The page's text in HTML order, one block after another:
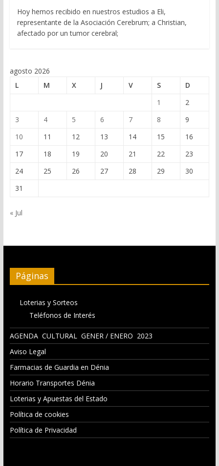
Hoy hemos recibido en nuestros estudios a Eli,
representante de la Asociación Cerebrum; a Christian,
afectado por un tumor cerebral;
agosto 2026
L
M X J V S
D
1
2
3
4 5 6 7 8
9
10
11 12 13 14 15
16
17
18 19 20 21 22
23
24
25 26 27 28 29
30
31
« Jul
Páginas
Loterias y Sorteos
Teléfonos de Interés
AGENDA CULTURAL GENER / ENERO 2023
Aviso Legal
Farmacias de Guardia en Dénia
Horario Transportes Dénia
Loterias y Apuestas del Estado
Política de cookies
Política de Privacidad